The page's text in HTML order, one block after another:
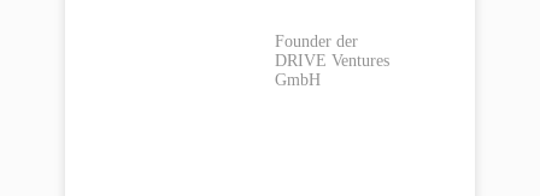
Founder der
DRIVE Ventures
GmbH